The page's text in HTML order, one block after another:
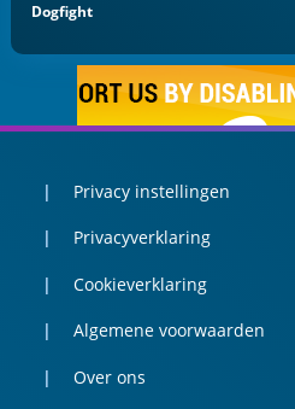
Dogfight
Privacy instellingen
Privacyverklaring
Cookieverklaring
Algemene voorwaarden
Over ons